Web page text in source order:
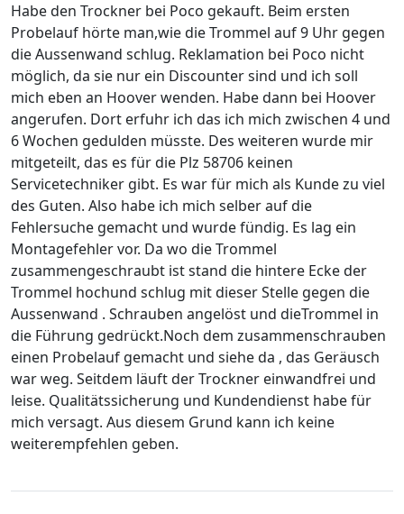
Habe den Trockner bei Poco gekauft. Beim ersten
Probelauf hörte man,wie die Trommel auf 9 Uhr gegen
die Aussenwand schlug. Reklamation bei Poco nicht
möglich, da sie nur ein Discounter sind und ich soll
mich eben an Hoover wenden. Habe dann bei Hoover
angerufen. Dort erfuhr ich das ich mich zwischen 4 und
6 Wochen gedulden müsste. Des weiteren wurde mir
mitgeteilt, das es für die Plz 58706 keinen
Servicetechniker gibt. Es war für mich als Kunde zu viel
des Guten. Also habe ich mich selber auf die
Fehlersuche gemacht und wurde fündig. Es lag ein
Montagefehler vor. Da wo die Trommel
zusammengeschraubt ist stand die hintere Ecke der
Trommel hochund schlug mit dieser Stelle gegen die
Aussenwand . Schrauben angelöst und dieTrommel in
die Führung gedrückt.Noch dem zusammenschrauben
einen Probelauf gemacht und siehe da , das Geräusch
war weg. Seitdem läuft der Trockner einwandfrei und
leise. Qualitätssicherung und Kundendienst habe für
mich versagt. Aus diesem Grund kann ich keine
weiterempfehlen geben.